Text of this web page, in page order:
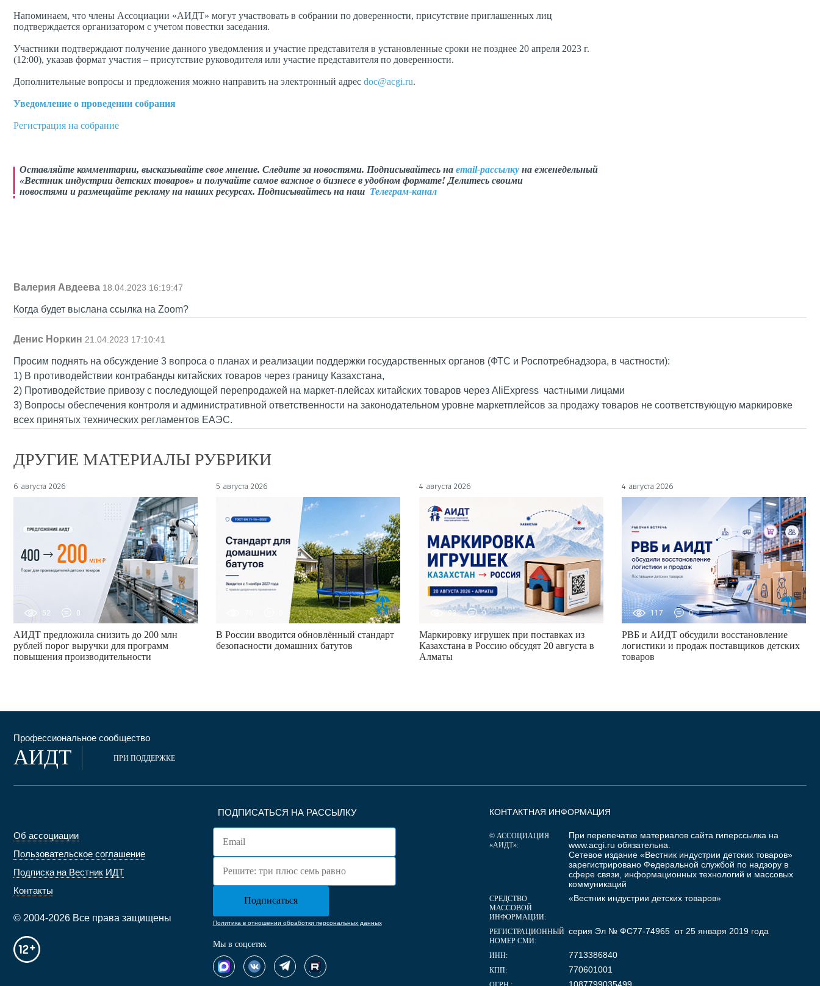
Напоминаем, что члены Ассоциации «АИДТ» могут участвовать в собрании по доверенности, присутствие приглашенных лиц
подтверждается организатором с учетом повестки заседания.
Участники подтверждают получение данного уведомления и участие представителя в установленные сроки не позднее 20 апреля 2023 г.
(12:00), указав формат участия – присутствие руководителя или участие представителя по доверенности.
Дополнительные вопросы и предложения можно направить на электронный адрес doc@acgi.ru.
Уведомление о проведении собрания
Регистрация на собрание
Оставляйте комментарии, высказывайте свое мнение. Следите за новостями. Подписывайтесь на email-рассылку на еженедельный
«Вестник индустрии детских товаров» и получайте самое важное о бизнесе в удобном формате! Делитесь своими
новостями и размещайте рекламу на наших ресурсах. Подписывайтесь на наш Телеграм-канал
Валерия Авдеева 18.04.2023 16:19:47
Когда будет выслана ссылка на Zoom?
Денис Норкин 21.04.2023 17:10:41
Просим поднять на обсуждение 3 вопроса о планах и реализации поддержки государственных органов (ФТС и Роспотребнадзора, в частности):
1) В противодействии контрабанды китайских товаров через границу Казахстана,
2) Противодействие привозу с последующей перепродажей на маркет-плейсах китайских товаров через AliExpress частными лицами
3) Вопросы обеспечения контроля и административной ответственности на законодательном уровне маркетплейсов за продажу товаров не соответствующую маркировке
всех принятых технических регламентов ЕАЭС.
ДРУГИЕ МАТЕРИАЛЫ РУБРИКИ
6 августа 2026
52 0
АИДТ предложила снизить до 200 млн
рублей порог выручки для программ
повышения производительности
5 августа 2026
В России вводится обновлённый стандарт
безопасности домашних батутов
4 августа 2026
93 0
Маркировку игрушек при поставках из
Казахстана в Россию обсудят 20 августа в
Алматы
4 августа 2026
117 0
РВБ и АИДТ обсудили восстановление
логистики и продаж поставщиков детских
товаров
Профессиональное сообщество
АИДТ ПРИ ПОДДЕРЖКЕ
Об ассоциации
Пользовательское соглашение
Подписка на Вестник ИДТ
Контакты
© 2004-2026 Все права защищены
ПОДПИСАТЬСЯ НА РАССЫЛКУ
Политика в отношении обработки персональных данных
Мы в соцсетях
КОНТАКТНАЯ ИНФОРМАЦИЯ
© АССОЦИАЦИЯ
«АИДТ»:
При перепечатке материалов сайта гиперссылка на
www.acgi.ru обязательна.
Сетевое издание «Вестник индустрии детских товаров»
зарегистрировано Федеральной службой по надзору в
сфере связи, информационных технологий и массовых
коммуникаций
СРЕДСТВО
МАССОВОЙ
ИНФОРМАЦИИ:
«Вестник индустрии детских товаров»
РЕГИСТРАЦИОННЫЙ
НОМЕР СМИ:
серия Эл № ФС77-74965 от 25 января 2019 года
ИНН: 7713386840
КПП: 770601001
1087799035499